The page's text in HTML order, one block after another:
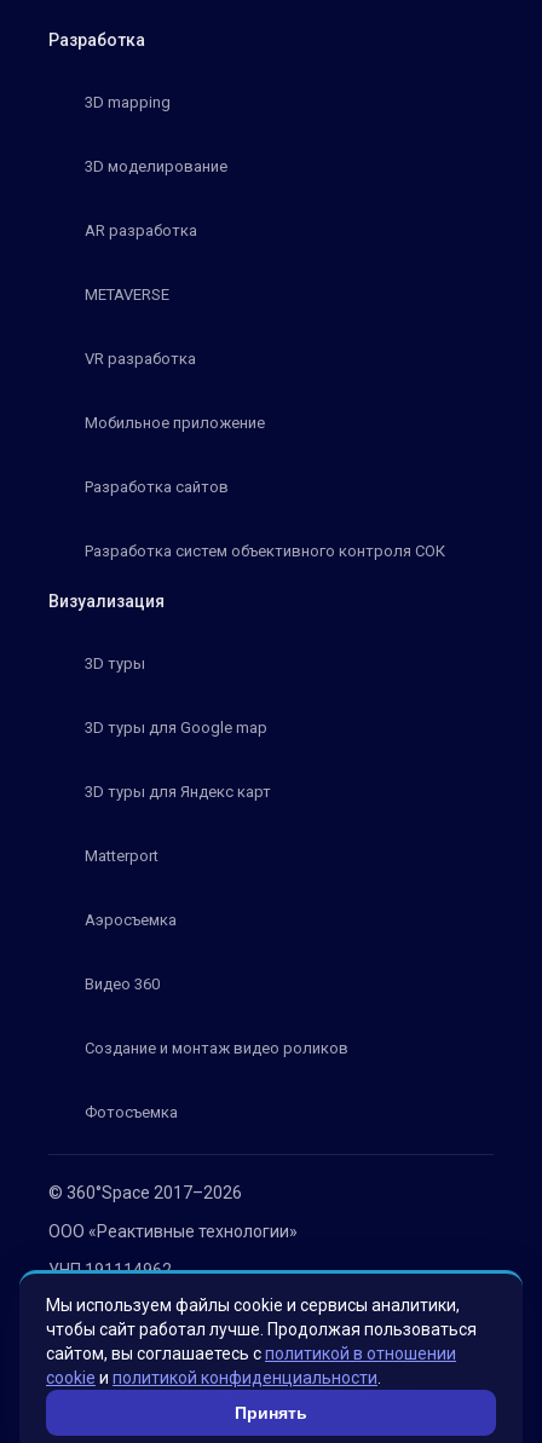
© 360°Space 2017–2026
ООО «Реактивные технологии»
УНП 191114962
г. Минск, ул. Мележа 1, офис 402
Политика конфиденциальности
Согласие на обработку персональных данных
Разработка
3D mapping
3D моделирование
AR разработка
METAVERSE
VR разработка
Мобильное приложение
Разработка сайтов
Разработка систем объективного контроля СОК
Визуализация
3D туры
3D туры для Google map
3D туры для Яндекс карт
Matterport
Аэросъемка
Видео 360
Создание и монтаж видео роликов
Фотосъемка
Мы используем файлы cookie и сервисы аналитики,
чтобы сайт работал лучше. Продолжая пользоваться
сайтом, вы соглашаетесь сполитикой в отношении
cookie и политикой конфиденциальности
Принять